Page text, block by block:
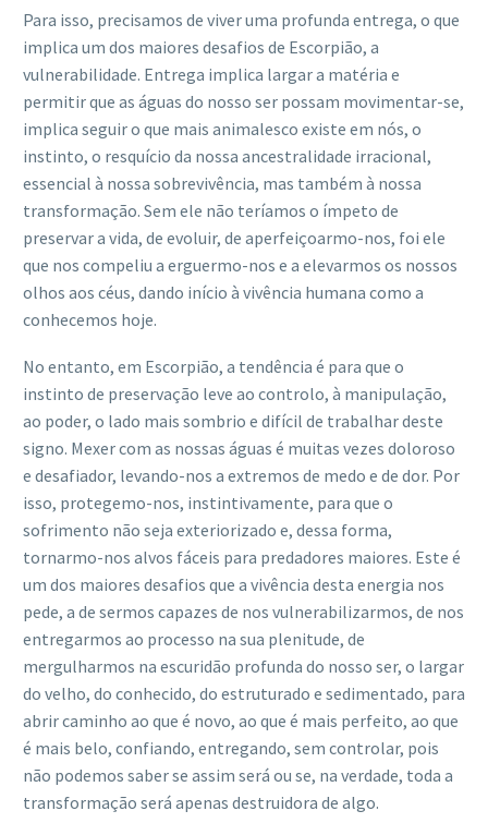
Para isso, precisamos de viver uma profunda entrega, o que
implica um dos maiores desafios de Escorpião, a
vulnerabilidade. Entrega implica largar a matéria e
permitir que as águas do nosso ser possam movimentar-se,
implica seguir o que mais animalesco existe em nós, o
instinto, o resquício da nossa ancestralidade irracional,
essencial à nossa sobrevivência, mas também à nossa
transformação. Sem ele não teríamos o ímpeto de
preservar a vida, de evoluir, de aperfeiçoarmo-nos, foi ele
que nos compeliu a erguermo-nos e a elevarmos os nossos
olhos aos céus, dando início à vivência humana como a
conhecemos hoje.
No entanto, em Escorpião, a tendência é para que o
instinto de preservação leve ao controlo, à manipulação,
ao poder, o lado mais sombrio e difícil de trabalhar deste
signo. Mexer com as nossas águas é muitas vezes doloroso
e desafiador, levando-nos a extremos de medo e de dor. Por
isso, protegemo-nos, instintivamente, para que o
sofrimento não seja exteriorizado e, dessa forma,
tornarmo-nos alvos fáceis para predadores maiores. Este é
um dos maiores desafios que a vivência desta energia nos
pede, a de sermos capazes de nos vulnerabilizarmos, de nos
entregarmos ao processo na sua plenitude, de
mergulharmos na escuridão profunda do nosso ser, o largar
do velho, do conhecido, do estruturado e sedimentado, para
abrir caminho ao que é novo, ao que é mais perfeito, ao que
é mais belo, confiando, entregando, sem controlar, pois
não podemos saber se assim será ou se, na verdade, toda a
transformação será apenas destruidora de algo.